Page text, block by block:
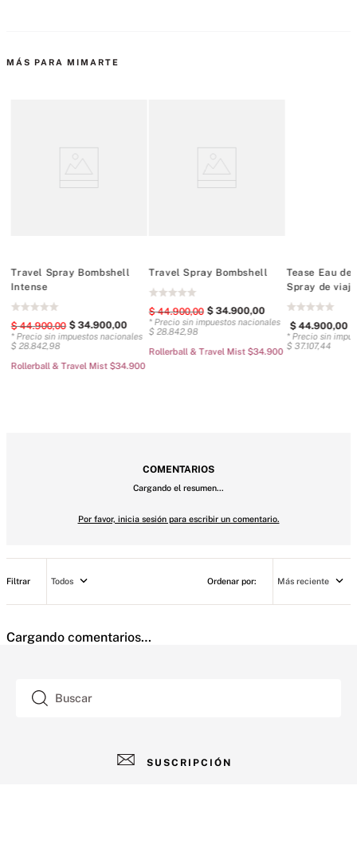
Notas: flor de naranja reciclada, madera de magnolia, almizcle de
Tamaño apto para TSA, perfecto para viajar
MÁS PARA MIMARTE
Travel Spray Bombshell
Intense
$ 44.900,00 $ 34.900,00
* Precio sin impuestos nacionales
$ 28.842,98
Rollerball & Travel Mist $34.900
Travel Spray Bombshell
$ 44.900,00 $ 34.900,00
* Precio sin impuestos nacionales
$ 28.842,98
Rollerball & Travel Mist $34.900
Tease Eau de
Spray de viaje
$ 44.900,00
* Precio sin
$ 37.107,44
COMENTARIOS
Cargando el resumen…
Por favor, inicia sesión para escribir un comentario.
Más reciente
Todos
Cargando comentarios…
Buscar
SUSCRIPCIÓN